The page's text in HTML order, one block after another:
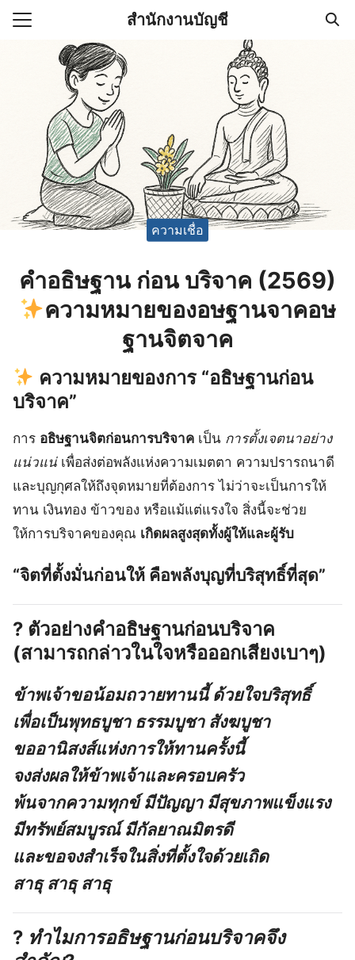
Skip
สำนักงานบัญชี
านบัญชี (Accounting
ช่วยสำคัญในการบริหาร
ความเชื่อ
คำอธิษฐาน ก่อน บริจาค (2569)
ความหมายของอษฐานจาคอษ
ฐานจิตจาค
ความหมายของการ “อธิษฐานก่อน
บริจาค”
การ อธิษฐานจิตก่อนการบริจาค เป็น การตั้งเจตนาอย่าง
แน่วแน่เพื่อส่งต่อพลังแห่งความเมตตา ความปรารถนาดี
และบุญกุศลให้ถึงจุดหมายที่ต้องการ ไม่ว่าจะเป็นการให้
ทาน เงินทอง ข้าวของ หรือแม้แต่แรงใจ สิ่งนี้จะช่วย
ให้การบริจาคของคุณ เกิดผลสูงสุดทั้งผู้ให้และผู้รับ
“จิตที่ตั้งมั่นก่อนให้ คือพลังบุญที่บริสุทธิ์ที่สุด”
? ตัวอย่างคำอธิษฐานก่อนบริจาค
(สามารถกล่าวในใจหรือออกเสียงเบาๆ)
ข้าพเจ้าขอน้อมถวายทานนี้ ด้วยใจบริสุทธิ์
เพื่อเป็นพุทธบูชา ธรรมบูชา สังฆบูชา
ขออานิสงส์แห่งการให้ทานครั้งนี้
จงส่งผลให้ข้าพเจ้าและครอบครัว
พ้นจากความทุกข์ มีปัญญา มีสุขภาพแข็งแรง
มีทรัพย์สมบูรณ์ มีกัลยาณมิตรดี
และขอจงสำเร็จในสิ่งที่ตั้งใจด้วยเถิด
สาธุ สาธุ สาธุ
? ทำไมการอธิษฐานก่อนบริจาคจึง